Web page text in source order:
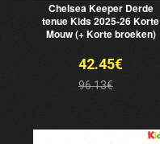
Chelsea Keeper Derde
tenue Kids 2025-26 Korte
Mouw (+ Korte broeken)
42.45€
96.13€